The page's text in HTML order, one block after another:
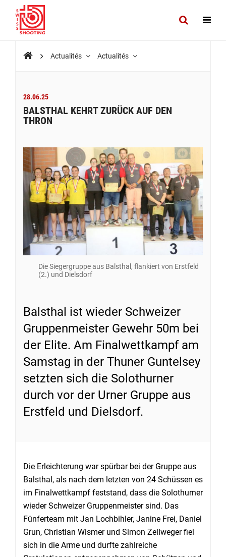
Actualités Actualités
28.06.25
BALSTHAL KEHRT ZURÜCK AUF DEN
THRON
Die Siegergruppe aus Balsthal, flankiert von Erstfeld
(2.) und Dielsdorf
Balsthal ist wieder Schweizer
Gruppenmeister Gewehr 50m bei
der Elite. Am Finalwettkampf am
Samstag in der Thuner Guntelsey
setzten sich die Solothurner
durch vor der Urner Gruppe aus
Erstfeld und Dielsdorf.
Die Erleichterung war spürbar bei der Gruppe aus
Balsthal, als nach dem letzten von 24 Schüssen es
im Finalwettkampf feststand, dass die Solothurner
wieder Schweizer Gruppenmeister sind. Das
Fünferteam mit Jan Lochbihler, Janine Frei, Daniel
Grun, Christian Wismer und Simon Zellweger fiel
sich in die Arme und durfte zahlreiche